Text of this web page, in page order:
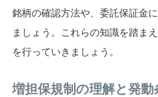
銘柄の確認方法や、委託保証金
ましょう。これらの知識を踏ま
を行っていきましょう。
増担保規制の理解と発動